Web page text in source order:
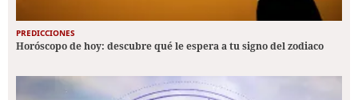
PREDICCIONES
Horóscopo de hoy: descubre qué le espera a tu signo del zodiaco